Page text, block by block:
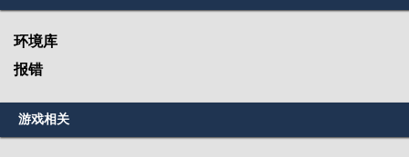
环境库
报错
游戏相关